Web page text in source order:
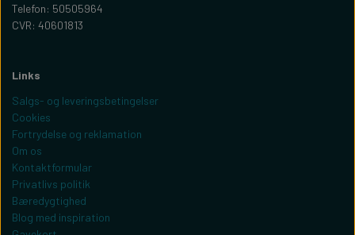
Telefon: 50505964
CVR: 40601813
Links
Salgs- og leveringsbetingelser
Cookies
Fortrydelse og reklamation
Om os
Kontaktformular
Privatlivs politik
Bæredygtighed
Blog med inspiration